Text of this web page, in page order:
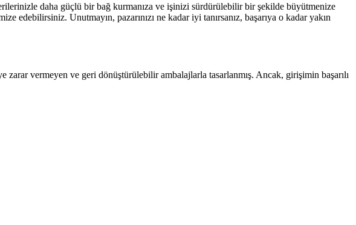
daha güçlü bir bağ kurmanıza ve işinizi sürdürülebilir bir şekilde büyütmenize
edebilirsiniz. Unutmayın, pazarınızı ne kadar iyi tanırsanız, başarıya o kadar yakın
vermeyen ve geri dönüştürülebilir ambalajlarla tasarlanmış. Ancak, girişimin başarılı